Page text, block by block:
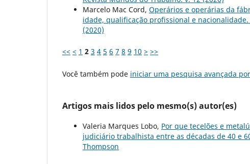
Marcelo Mac Cord, Operários e operárias da
idade, qualificação profissional e nacionalidade.
(2020)
<< < 1 2 3 4 5 6 7 8 9 10 > >>
Você também pode iniciar uma pesquisa avançada
Artigos mais lidos pelo mesmo(s) autor(es)
Valeria Marques Lobo, Por que tecelões e
judiciário trabalhista entre as décadas de 40 e
Thompson